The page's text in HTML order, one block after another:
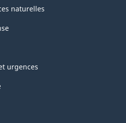
naturelles
urgences